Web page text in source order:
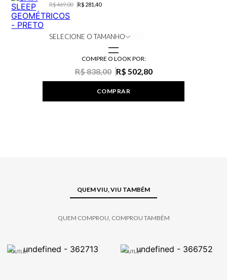
R$ 469,00
R$ 281,40
SELECIONE O TAMANHO
COMPRE O LOOK POR:
R$ 838,00 R$ 502,80
COMPRAR
QUEM VIU, VIU TAMBÉM
QUEM COMPROU, COMPROU TAMBÉM